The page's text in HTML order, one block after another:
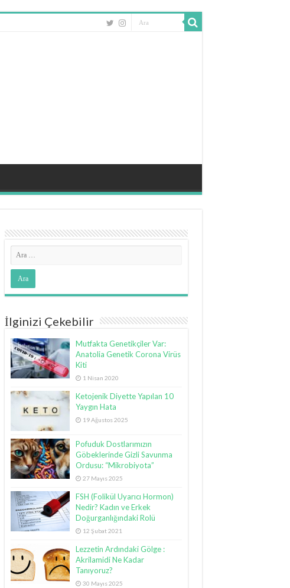
İlginizi Çekebilir
Mutfakta Genetikçiler Var:
Anatolia Genetik Corona Virüs
Kiti
1 Nisan 2020
Ketojenik Diyette Yapılan 10
Yaygın Hata
19 Ağustos 2025
Pofuduk Dostlarımızın
Göbeklerinde Gizli Savunma
Ordusu: “Mikrobiyota”
27 Mayıs 2025
FSH (Folikül Uyarıcı Hormon)
Nedir? Kadın ve Erkek
Doğurganlığındaki Rolü
12 Şubat 2021
Lezzetin Ardındaki Gölge :
Akrilamidi Ne Kadar
Tanıyoruz?
30 Mayıs 2025